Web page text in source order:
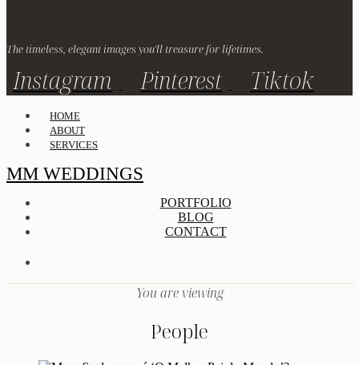
The timeless, elegant images you'll treasure for lifetimes.
Instagram Pinterest Tiktok
HOME
ABOUT
SERVICES
MM WEDDINGS
PORTFOLIO
BLOG
CONTACT
You are viewing
People